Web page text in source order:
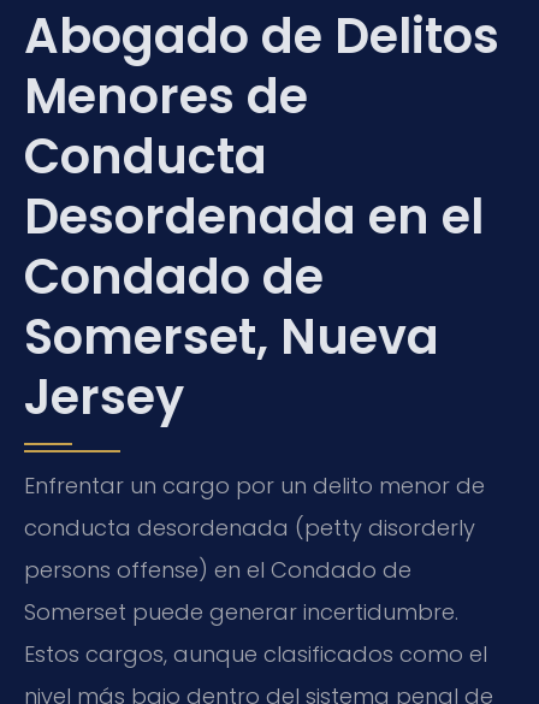
Abogado de Delitos
Menores de
Conducta
Desordenada en el
Condado de
Somerset, Nueva
Jersey
Enfrentar un cargo por un delito menor de
conducta desordenada (petty disorderly
persons offense) en el Condado de
Somerset puede generar incertidumbre.
Estos cargos, aunque clasificados como el
nivel más bajo dentro del sistema penal de